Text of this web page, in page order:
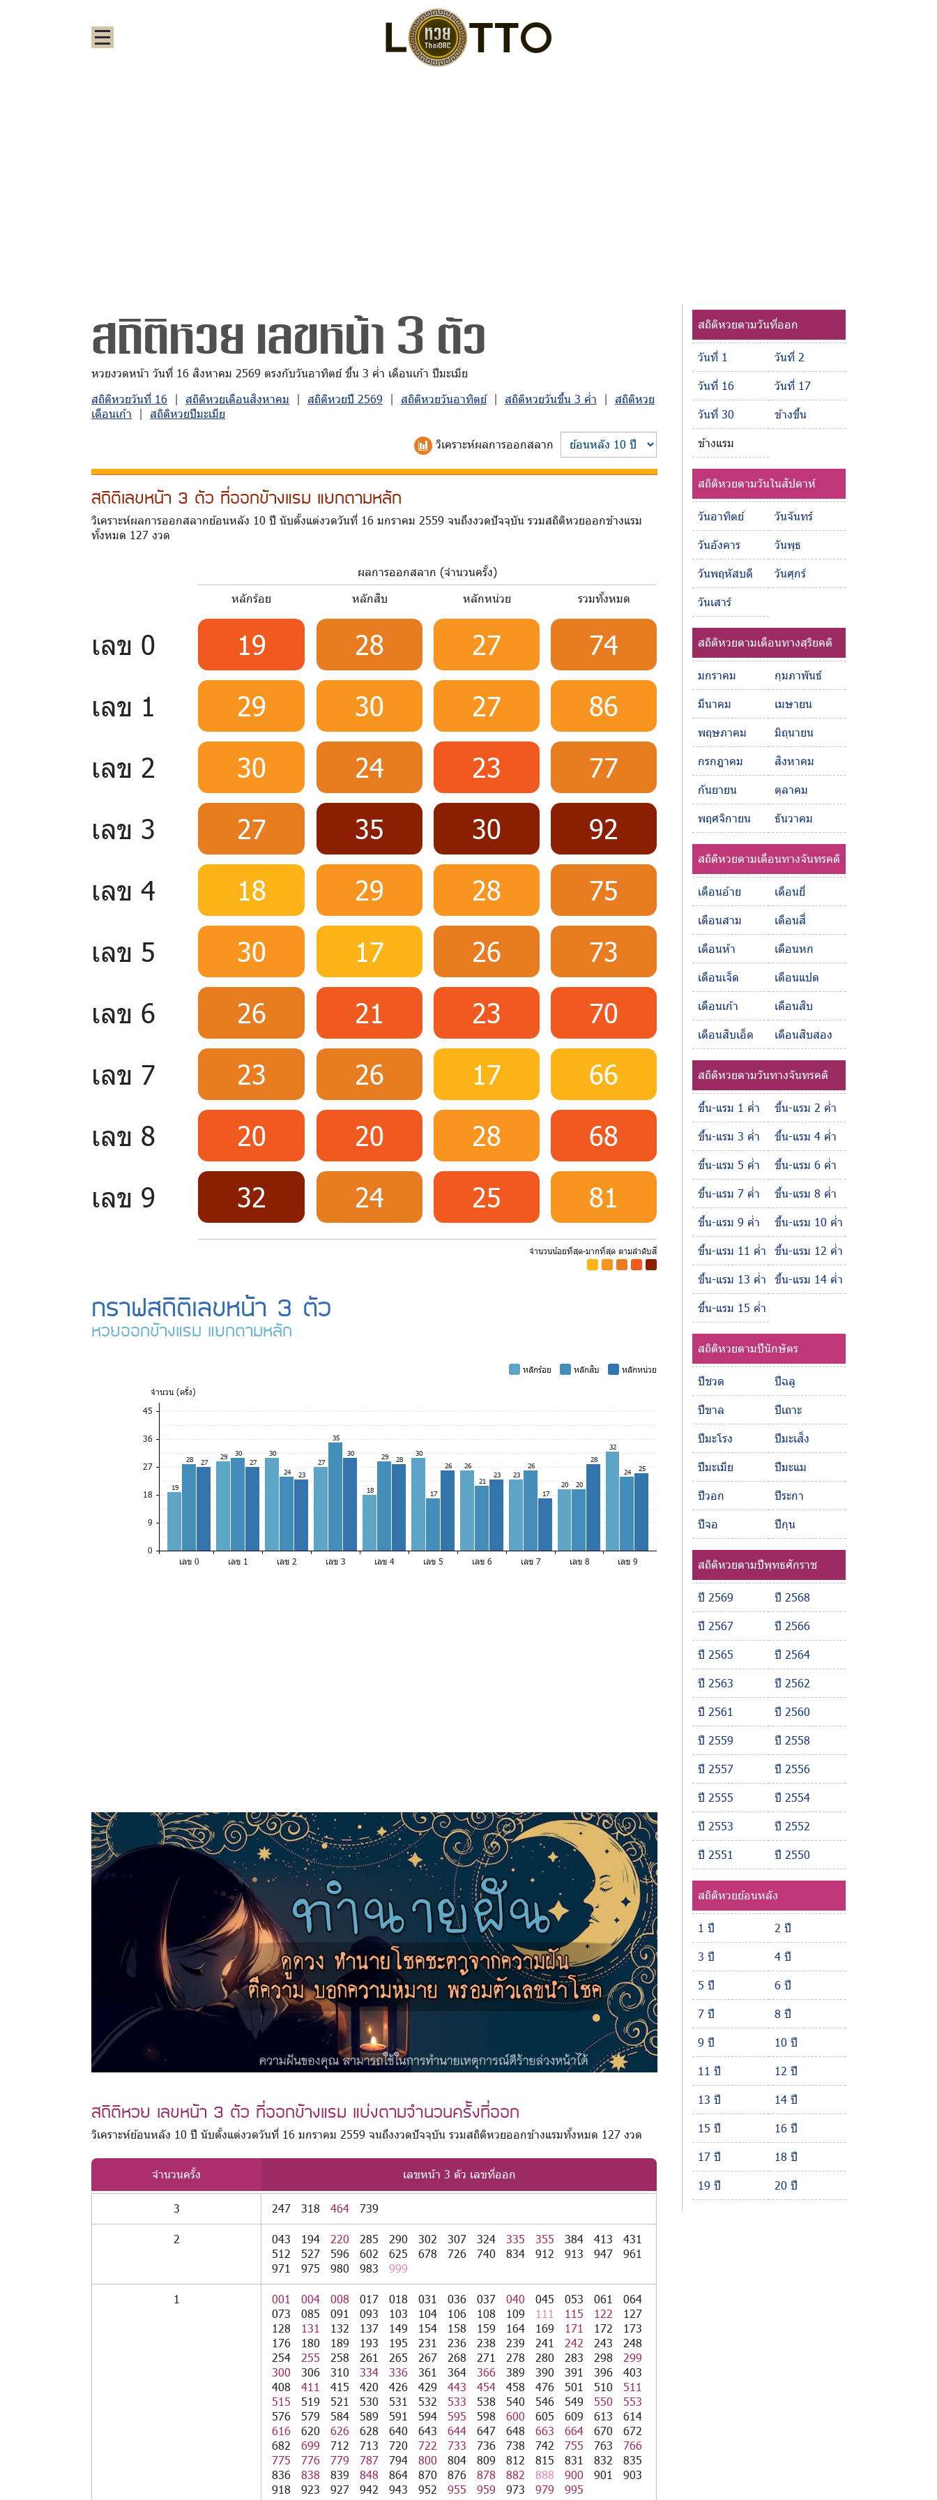
สถิติหวย เลขหน้า 3 ตัว
หวยงวดหน้า วันที่ 16 สิงหาคม 2569 ตรงกับวันอาทิตย์ ขึ้น 3 ค่ำ เดือนเก้า ปีมะเมีย
สถิติหวยวันที่ 16 | สถิติหวยเดือนสิงหาคม | สถิติหวยปี 2569 | สถิติหวยวันอาทิตย์| สถิติหวยวันขึ้น 3 ค่ำ | สถิติหวย
เดือนเก้า | สถิติหวยปีมะเมีย
วิเคราะห์ผลการออกสลาก
สถิติเลขหน้า 3 ตัว ที่ออกข้างแรม แยกตามหลัก
วิเคราะห์ผลการออกสลากย้อนหลัง 10 ปี นับตั้งแต่งวดวันที่ 16 มกราคม 2559 จนถึงงวดปัจจุบัน รวมสถิติหวยออกข้างแรม
ทั้งหมด 127 งวด
ผลการออกสลาก (จำนวนครั้ง)
หลักร้อย
หลักสิบ หลักหน่วย รวมทั้งหมด
เลข 0 19 28 27
74
เลข 1
29 30 27
86
เลข 2
30 24 23
77
เลข 3
27 35 30
92
เลข 4
18 29 28
75
เลข 5
30 17 26
73
เลข 6
26 21 23
70
เลข 7
23 26 17
66
เลข 8
20 20 28
68
เลข 9
32 24 25 81
จำนวนน้อยที่สุด-มากที่สุด ตามลำดับสี
กราฟสถิติเลขหน้า 3 ตัว
หวยออกข้างแรม แยกตามหลัก
หลักร้อย หลักสิบ
หลักหน่วย
จำนวน (ครั้ง)
45
36
27
18
9
0
19
28 27
29
30
27
30
24 23
27
35
30
18
29 28
30
17
26
26
21
23 23
26
17
20 20
28
32
24 25
เลข 0 เลข 1 เลข 2 เลข 3 เลข 4 เลข 5 เลข 6 เลข 7 เลข 8 เลข 9
สถิติหวย เลขหน้า 3 ตัว ที่ออกข้างแรม แบ่งตามจำนวนครั้งที่ออก
วิเคราะห์ย้อนหลัง 10 ปี นับตั้งแต่งวดวันที่ 16 มกราคม 2559 จนถึงงวดปัจจุบัน รวมสถิติหวยออกข้างแรมทั้งหมด 127 งวด
จำนวนครั้ง เลขหน้า 3 ตัว เลขที่ออก
3 247 318 464 739
2 043 194 220 285 290 302 307 324 335 355 384 413
431
512
527 596 602 625 678 726 740 834 912 913 947
961
971
975 980 983 999
1 001 004 008 017 018 031 036 037 040 045 053 061
064
073
085 091 093 103 104 106 108 109 111 115 122
127
128
131 132 137 149 154 158 159 164 169 171 172
173
176
180 189 193 195 231 236 238 239 241 242 243
248
254
255 258 261 265 267 268 271 278 280 283 298
299
300
306 310 334 336 361 364 366 389 390 391 396
403
408
411 415 420 426 429 443 454 458 476 501 510
511
515
519 521 530 531 532 533 538 540 546 549 550
553
576
579 584 589 591 594 595 598 600 605 609 613
614
616
620 626 628 640 643 644 647 648 663 664 670
672
682
699 712 713 720 722 733 736 738 742 755 763
766
775
776 779 787 794 800 804 809 812 815 831 832
835
836
838 839 848 864 870 876 878 882 888 900 901
903
918
923 927 942 943 952 955 959 973 979 995
สถิติหวยตามวันที่ออก
วันที่ 1
วันที่ 2
วันที่ 16
วันที่ 17
วันที่ 30
ข้างขึ้น
ข้างแรม
สถิติหวยตามวันในสัปดาห์
วันอาทิตย์
วันจันทร์
วันอังคาร
วันพุธ
วันพฤหัสบดี
วันศุกร์
วันเสาร์
สถิติหวยตามเดือนทางสุริยคติ
มกราคม
กุมภาพันธ์
มีนาคม
เมษายน
พฤษภาคม
มิถุนายน
กรกฎาคม
สิงหาคม
กันยายน
ตุลาคม
พฤศจิกายน
ธันวาคม
สถิติหวยตามเดือนทางจันทรคติ
เดือนอ้าย
เดือนยี่
เดือนสาม
เดือนสี่
เดือนห้า
เดือนหก
เดือนเจ็ด
เดือนแปด
เดือนเก้า
เดือนสิบ
เดือนสิบเอ็ด
เดือนสิบสอง
สถิติหวยตามวันทางจันทรคติ
ขึ้น-แรม 1 ค่ำ
ขึ้น-แรม 2 ค่ำ
ขึ้น-แรม 3 ค่ำ
ขึ้น-แรม 4 ค่ำ
ขึ้น-แรม 5 ค่ำ
ขึ้น-แรม 6 ค่ำ
ขึ้น-แรม 7 ค่ำ
ขึ้น-แรม 8 ค่ำ
ขึ้น-แรม 9 ค่ำ
ขึ้น-แรม 10 ค่ำ
ขึ้น-แรม 11 ค่ำ
ขึ้น-แรม 12 ค่ำ
ขึ้น-แรม 13 ค่ำ
ขึ้น-แรม 14 ค่ำ
ขึ้น-แรม 15 ค่ำ
สถิติหวยตามปีนักษัตร
ปีชวด
ปีฉลู
ปีขาล
ปีเถาะ
ปีมะโรง
ปีมะเส็ง
ปีมะเมีย
ปีมะแม
ปีวอก
ปีระกา
ปีจอ
ปีกุน
สถิติหวยตามปีพุทธศักราช
ปี 2569
ปี 2568
ปี 2567
ปี 2566
ปี 2565
ปี 2564
ปี 2563
ปี 2562
ปี 2561
ปี 2560
ปี 2559
ปี 2558
ปี 2557
ปี 2556
ปี 2555
ปี 2554
ปี 2553
ปี 2552
ปี 2551
ปี 2550
สถิติหวยย้อนหลัง
1 ปี
2 ปี
3 ปี
4 ปี
5 ปี
6 ปี
7 ปี
8 ปี
9 ปี
10 ปี
11 ปี
12 ปี
13 ปี
14 ปี
15 ปี
16 ปี
17 ปี
18 ปี
19 ปี
20 ปี